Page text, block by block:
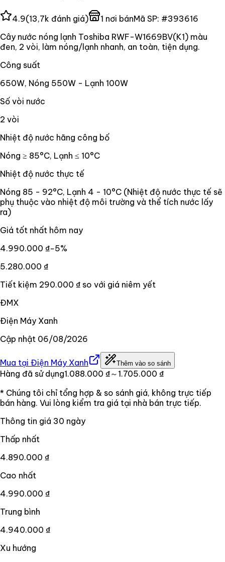
4.9(13,7k đánh giá) 1 nơi bánMã SP: #393616
Cây nước nóng lạnh Toshiba RWF-W1669BV(K1) màu
đen, 2 vòi, làm nóng/lạnh nhanh, an toàn, tiện dụng.
Công suất
650W, Nóng 550W - Lạnh 100W
Số vòi nước
2 vòi
Nhiệt độ nước hãng công bố
Nóng ≥ 85°C, Lạnh ≤ 10°C
Nhiệt độ nước thực tế
Nóng 85 - 92°C, Lạnh 4 - 10°C (Nhiệt độ nước thực tế sẽ
phụ thuộc vào nhiệt độ môi trường và thể tích nước lấy
ra)
Giá tốt nhất hôm nay
4.990.000 ₫−5%
5.280.000 ₫
Tiết kiệm 290.000 ₫ so với giá niêm yết
ĐMX
Điện Máy Xanh
Cập nhật 06/08/2026
Mua tại Điện Máy Xanh Thêm vào so sánh
Hàng đã sử dụng1.088.000 ₫～1.705.000 ₫
* Chúng tôi chỉ tổng hợp & so sánh giá, không trực tiếp
bán hàng. Vui lòng kiểm tra giá tại nhà bán trực tiếp.
Thông tin giá 30 ngày
Thấp nhất
4.890.000 ₫
Cao nhất
4.990.000 ₫
Trung bình
4.940.000 ₫
Xu hướng